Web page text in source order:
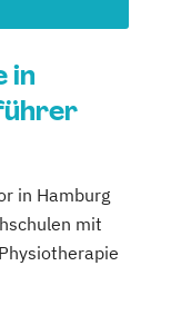
in
in Hamburg
mit